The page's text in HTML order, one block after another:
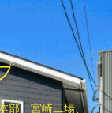
部、宮崎工場、